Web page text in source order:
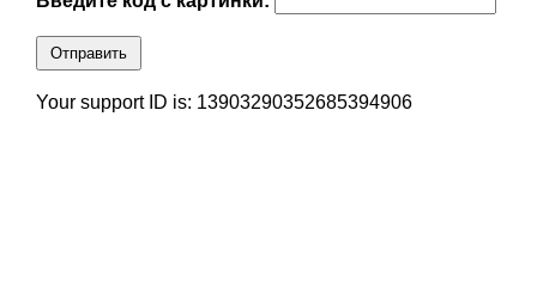
Отправить
Your support ID is: 13903290352685394906